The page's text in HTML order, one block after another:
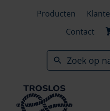
Producten
Contact